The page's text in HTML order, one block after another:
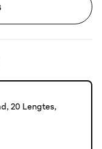
20 Lengtes,